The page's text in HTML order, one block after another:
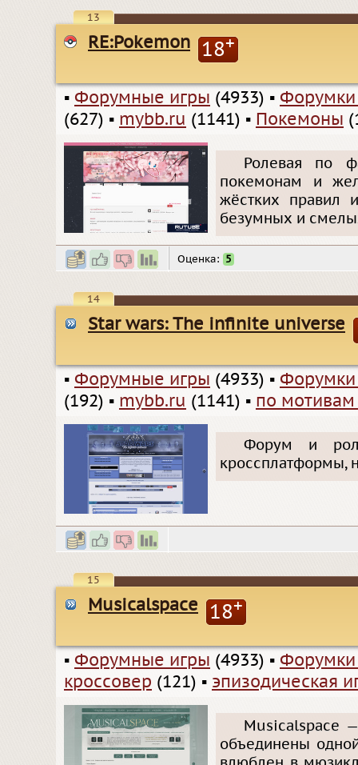
13
RE:Pokemon 18+
▪ Форумные игры (4933) ▪
(627) ▪ mybb.ru (1141) ▪ Покемоны
Ролевая по
покемонам и
жёстких правил
безумных и
Оценка: 5
14
Star wars: The infinite universe
▪ Форумные игры (4933) ▪
(192) ▪ mybb.ru (1141) ▪ по мотивам
Форум и
кроссплатформы,
15
Musicalspace 18+
▪ Форумные игры (4933) ▪
кроссовер (121) ▪ эпизодическая
Musicalspace
объединены